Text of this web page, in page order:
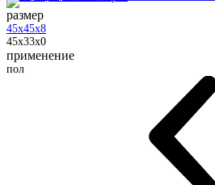
размер
45x45x8
45x33x0
применение
пол